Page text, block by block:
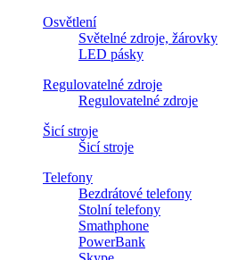
Osvětlení
Světelné zdroje, žárovky
LED pásky
Regulovatelné zdroje
Regulovatelné zdroje
Šicí stroje
Šicí stroje
Telefony
Bezdrátové telefony
Stolní telefony
Smathphone
PowerBank